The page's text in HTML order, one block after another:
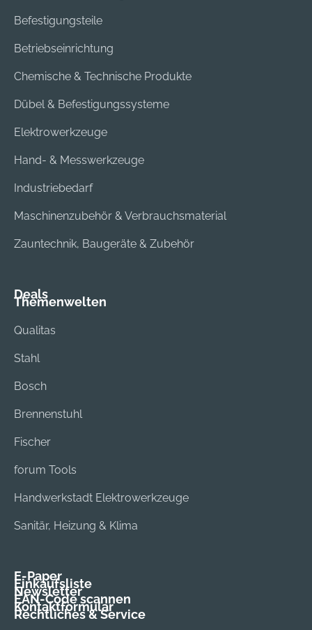
Befestigungsteile
Betriebseinrichtung
Chemische & Technische Produkte
Dübel & Befestigungssysteme
Elektrowerkzeuge
Hand- & Messwerkzeuge
Industriebedarf
Maschinenzubehör & Verbrauchsmaterial
Zauntechnik, Baugeräte & Zubehör
Deals
Themenwelten
Qualitas
Stahl
Bosch
Brennenstuhl
Fischer
forum Tools
Handwerkstadt Elektrowerkzeuge
Sanitär, Heizung & Klima
E-Paper
Einkaufsliste
Newsletter
EAN-Code scannen
Kontaktformular
Rechtliches & Service